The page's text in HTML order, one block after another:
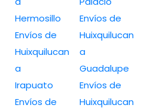
Hermosillo
Envíos de
Huixquilucan
a
Irapuato
Envíos de
Envíos de
Huixquilucan
a
Guadalupe
Envíos de
Huixquilucan